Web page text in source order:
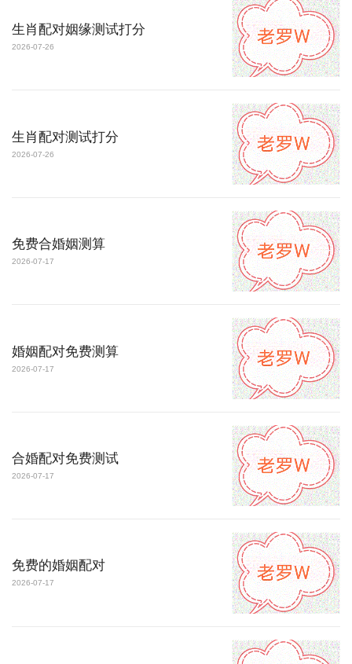
生肖配对姻缘测试打分
2026-07-26
生肖配对测试打分
2026-07-26
免费合婚姻测算
2026-07-17
婚姻配对免费测算
2026-07-17
合婚配对免费测试
2026-07-17
免费的婚姻配对
2026-07-17